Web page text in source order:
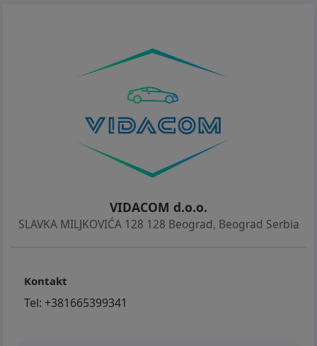
LIČNOG ODLASKA U MUP
- MOGUĆ SVAKI VID PROVERE AUTOMOBIL U
SERVISU ILI SA VAŠIM MAJSTOROM
- MOGUĆE JE DA SE AUTOMOBIL POGLEDA I VAN
RADNOG VREMENA UZ PRETHODNI DOGOVOR
- MOGUĆ DOGOVOR OKO ODVOZA AUTOMOBILA NA
- HVALA ŠTO STE POGLEDALI NAŠ OGLAS
VIDACOM d.o.o.
SLAVKA MILJKOVIĆA 128 128 Beograd, Beograd Serbia
Kontakt
Tel: +381665399341